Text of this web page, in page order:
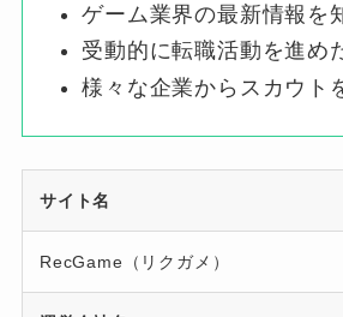
ゲーム業界の最新情報を
受動的に転職活動を進め
様々な企業からスカウト
サイト名
RecGame（リクガメ）